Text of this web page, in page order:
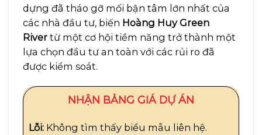
dựng đã tháo gỡ mối bận tâm lớn nhất của
các nhà đầu tư, biến Hoàng Huy Green
River từ một cơ hội tiềm năng trở thành một
lựa chọn đầu tư an toàn với các rủi ro đã
được kiểm soát.
NHẬN BẢNG GIÁ DỰ ÁN
Lỗi: Không tìm thấy biểu mẫu liên hệ.